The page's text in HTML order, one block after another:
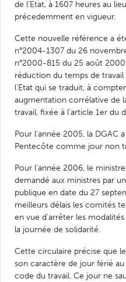
de l’Etat, à 1607 heures au
précedemment en vigueur.
Cette nouvelle référence a
n°2004-1307 du 26
n°2000-815 du 25 août
réduction du temps de
l’Etat qui se traduit, à
augmentation corrélative de
travail, fixée à l’article 1er
Pour l’année 2005, la DGAC
Pentecôte comme jour non
Pour l’année 2006, le
demandé aux ministres par
publique en date du 27
meilleurs délais les comités
en vue d’arrêter les
la journée de solidarité.
Cette circulaire précise que
son caractère de jour férié au
code du travail. Ce jour ne